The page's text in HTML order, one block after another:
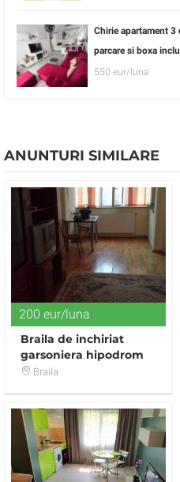
Chirie apartament 3
parcare si boxa
550 eur/luna
ANUNTURI SIMILARE
200 eur/luna
Braila de inchiriat
garsoniera hipodrom
mobilata si utilata cu
Braila